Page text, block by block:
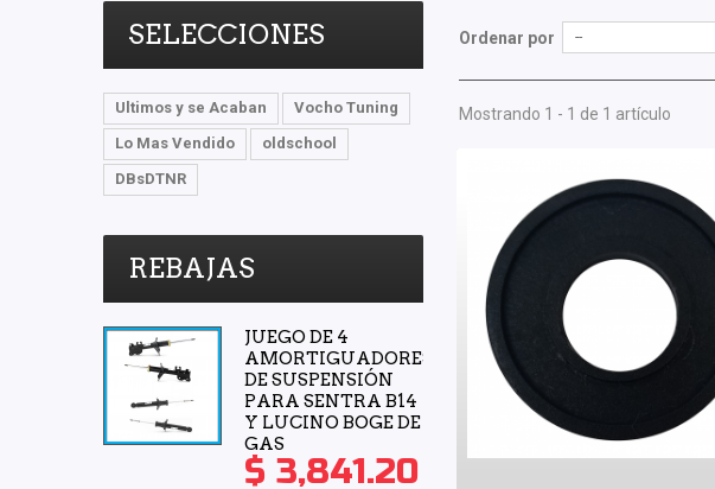
SELECCIONES
Ultimos y se Acaban
Vocho Tuning
Lo Mas Vendido
oldschool
DBsDTNR
REBAJAS
JUEGO DE 4
AMORTIGUADORES
DE SUSPENSIÓN
PARA SENTRA B14
Y LUCINO BOGE DE
GAS
$ 3,841.20
Ordenar por --
Mostrando 1 - 1 de 1 artículo